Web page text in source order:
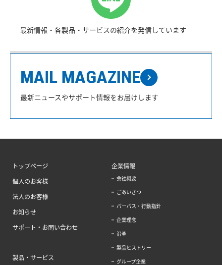
最新情報・各製品・サービスの紹介を発信しています
MAIL MAGAZINE
最新ニュースやサポート情報をお届けします
トップページ
個人のお客様
法人のお客様
お知らせ
サポート・お問い合わせ
製品・サービス
企業情報
会社概要
ごあいさつ
パーパス・行動指針
企業理念
沿革
製品ヒストリー
グループ企業